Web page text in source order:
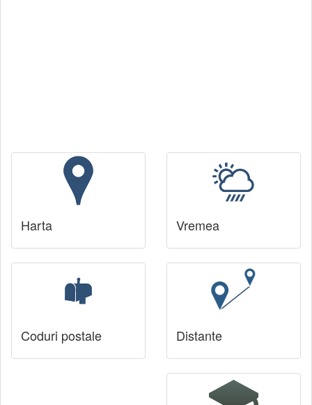
Harta Vremea
Coduri postale Distante